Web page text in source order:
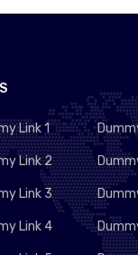
Link 1
Link 2
Link 3
Link 4